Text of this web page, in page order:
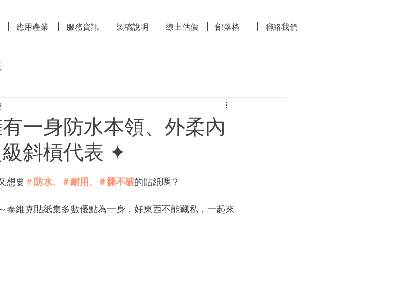
應用產業 服務資訊 製稿說明 線上估價 部落格 聯絡我們
一身防水本領、外柔內
斜槓代表 ✦
想要＃防水、＃耐用、＃撕不破的貼紙嗎？
泰維克貼紙集多數優點為一身，好東西不能藏私，一起來